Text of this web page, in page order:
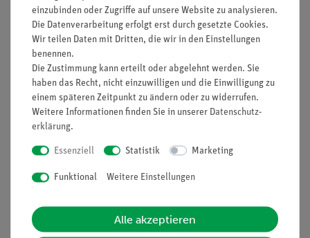
Drehbare Fußschrauben: ja
Gehäusematerial: Kunststoff
Libelle: ja
Material der Wägeplatte: Edelstahl
Wägefläche (d): 90 mm
Wägeraum (B×T×H): 170 mm x 160 mm x 205 mm
Media / Downloads
Versandkostenfrei ab 300,- €
einzubinden oder Zugriffe auf unsere Website zu analysieren.
Die Datenverarbeitung erfolgt erst durch gesetzte Cookies.
Wir teilen Daten mit Dritten, die wir in den Einstellungen
benennen.
Die Zustimmung kann erteilt oder abgelehnt werden. Sie
haben das Recht, nicht einzuwilligen und die Einwilligung zu
einem späteren Zeitpunkt zu ändern oder zu widerrufen.
Weitere Informationen finden Sie in unserer Daten­schutz­
erklärung.
Essenziell Statistik Marketing
Funktional Weitere Einstellungen
Alle akzeptieren